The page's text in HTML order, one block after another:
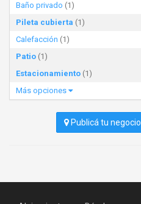
Baño privado (1)
Pileta cubierta (1)
Calefacción (1)
Patio (1)
Estacionamiento (1)
Más opciones
Publicá tu negocio